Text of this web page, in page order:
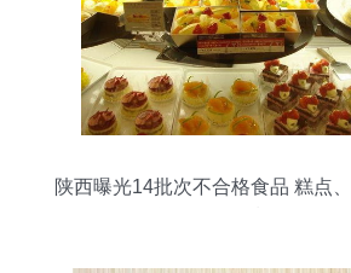
陕西曝光14批次不合格食品 糕点